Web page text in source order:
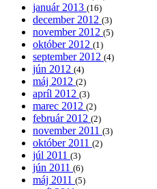
január 2013 (16)
december 2012 (3)
november 2012 (5)
október 2012 (1)
september 2012 (4)
jún 2012 (4)
máj 2012 (2)
apríl 2012 (3)
marec 2012 (2)
február 2012 (2)
november 2011 (3)
október 2011 (2)
júl 2011 (3)
jún 2011 (6)
máj 2011 (5)